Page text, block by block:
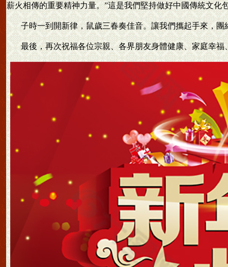
薪火相傳的重要精神力量。”這是我們堅持做好中國傳統文
子時一到開新律，鼠歲三春奏佳音。讓我們攜起手來，團
最後，再次祝福各位宗親、各界朋友身體健康、家庭幸福